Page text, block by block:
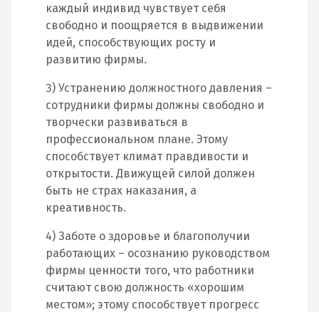
каждый индивид чувствует себя
свободно и поощряется в выдвижении
идей, способствующих росту и
развитию фирмы.
3) Устранению должностного давления –
сотрудники фирмы должны свободно и
творчески развиваться в
профессиональном плане. Этому
способствует климат правдивости и
открытости. Движущей силой должен
быть не страх наказания, а
креативность.
4) Заботе о здоровье и благополучии
работающих – осознанию руководством
фирмы ценности того, что работники
считают свою должность «хорошим
местом»; этому способствует прогресс